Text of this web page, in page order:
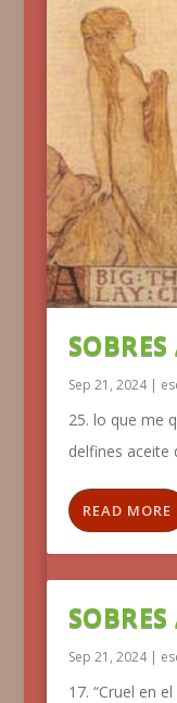
Sep 21, 2024|
25. lo que me
delfines aceite
READ MORE
Sep 21, 2024|
17. “Cruel en